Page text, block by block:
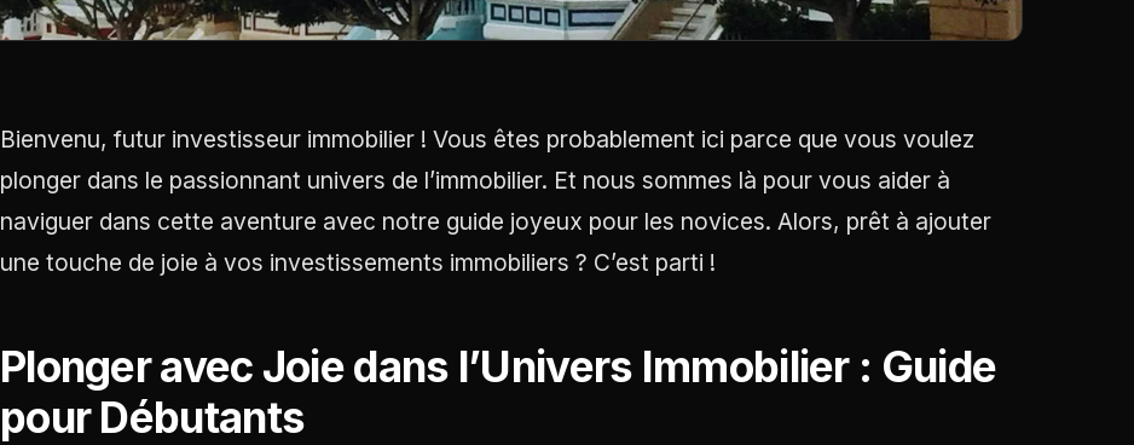
Bienvenu, futur investisseur immobilier ! Vous êtes probablement ici parce que vous voulez
plonger dans le passionnant univers de l’immobilier. Et nous sommes là pour vous aider à
naviguer dans cette aventure avec notre guide joyeux pour les novices. Alors, prêt à ajouter
une touche de joie à vos investissements immobiliers ? C’est parti !
Plonger avec Joie dans l’Univers Immobilier : Guide
pour Débutants